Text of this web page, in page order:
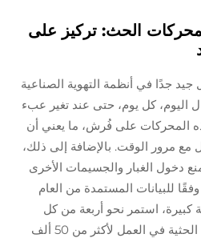
لمحركات الحث: تركيز على
جدًا في أنظمة التهوية الصناعية
اليوم، كل يوم، حتى عند تغير عبء
المحركات على فُرش، ما يعني أن
مع مرور الوقت. بالإضافة إلى ذلك،
دخول الغبار والجسيمات الأخرى
للبيانات المستمدة من العام
استمر نحو أربعة من كل
خمس وحدات من المحركات الحثية في العمل لأكثر من 50 ألف